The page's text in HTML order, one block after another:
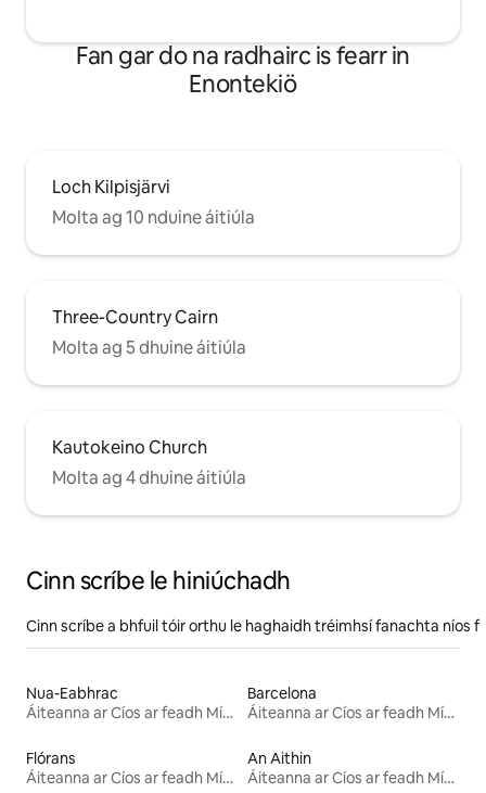
Fan gar do na radhairc is fearr in
Enontekiö
Loch Kilpisjärvi
Molta ag 10 nduine áitiúla
Three-Country Cairn
Molta ag 5 dhuine áitiúla
Kautokeino Church
Molta ag 4 dhuine áitiúla
Cinn scríbe le hiniúchadh
Cinn scríbe a bhfuil tóir orthu le haghaidh tréimhsí fanachta níos
Nua-Eabhrac
Áiteanna ar Cíos ar feadh Míosa
Barcelona
Áiteanna ar Cíos ar feadh Míosa
Flórans
Áiteanna ar Cíos ar feadh Míosa
An Aithin
Áiteanna ar Cíos ar feadh Míosa